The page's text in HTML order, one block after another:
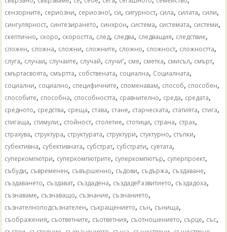
сензорните, сериозни, сериозно!, си, сигурност, сила, силата, сили,
сингулярност, синтезирането, синхрон, система, системата, системи,
скептично, скоро, скоростта, след, следва, следващия, следствие,
сложен, сложна, сложни, сложните, сложно, сложност, сложността,
слуга, случаи, случаите, случай, случи”, сме, сметка, смисъл, смърт,
смъртасвоята, смъртта, собствената, социална, Социалната,
социални, социално, специфичните, споменавам, способ, способен,
способите, способна, способността, сравнително, среда, средата,
средното, средства, среща, става, стане, старческата, статията, стига,
стигаща, стимули;, стойност, столетие, стотици, страна, страх,
страхува, структура, структурата, структури, стуктурно, стъпки,
субективна, субективната, субстрат, субстрати, суетата,
суперкомпютри, суперкомпютрите, суперкомпютър, суперпроект,
събуди, съвременен, съвършенно, съдови, съдържа, създаване,
създаването, създават, създадена, създадеРазвитието, създадоха,
съзнаваме, съзнаващо, съзнание, съзнанието,
съзнателноподсъзнателен, съкращението, сън, сънища,
съображения, съответните, съответния, съотношението, сърце, със,